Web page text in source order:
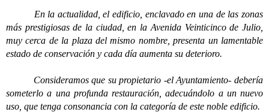
En la actualidad, el edificio, enclavado en una de las zonas
más prestigiosas de la ciudad, en la Avenida Veinticinco de Julio,
muy cerca de la plaza del mismo nombre, presenta un lamentable
estado de conservación y cada día aumenta su deterioro.
Consideramos que su propietario -el Ayuntamiento- debería
someterlo a una profunda restauración, adecuándolo a un nuevo
uso, que tenga consonancia con la categoría de este noble edificio.